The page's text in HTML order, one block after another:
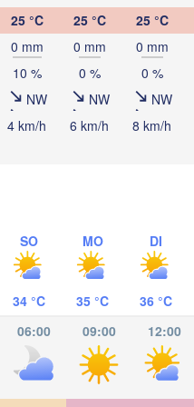
25 °C
0 mm
10 %
NW
4 km/h
25 °C
0 mm
0 %
NW
6 km/h
25 °C
0 mm
0 %
NW
8 km/h
SO
34 °C
MO
35 °C
DI
36 °C
06:00 09:00 12:00
H